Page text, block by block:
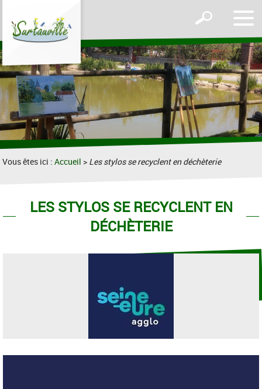
le
Afficher
formulaire
de
recherche
Vous êtes ici :Accueil > Les stylos se recyclent en déchèterie
LES STYLOS SE RECYCLENT EN
DÉCHÈTERIE